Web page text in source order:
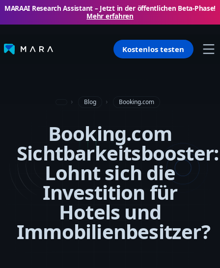
MARAAI Research Assistant – ​​Jetzt in der öffentlichen Beta-Phase!
Mehr erfahren
Kostenlos testen
Blog Booking.com
Booking.com
Sichtbarkeitsbooster:
Lohnt sich die
Investition für
Hotels und
Immobilienbesitzer?